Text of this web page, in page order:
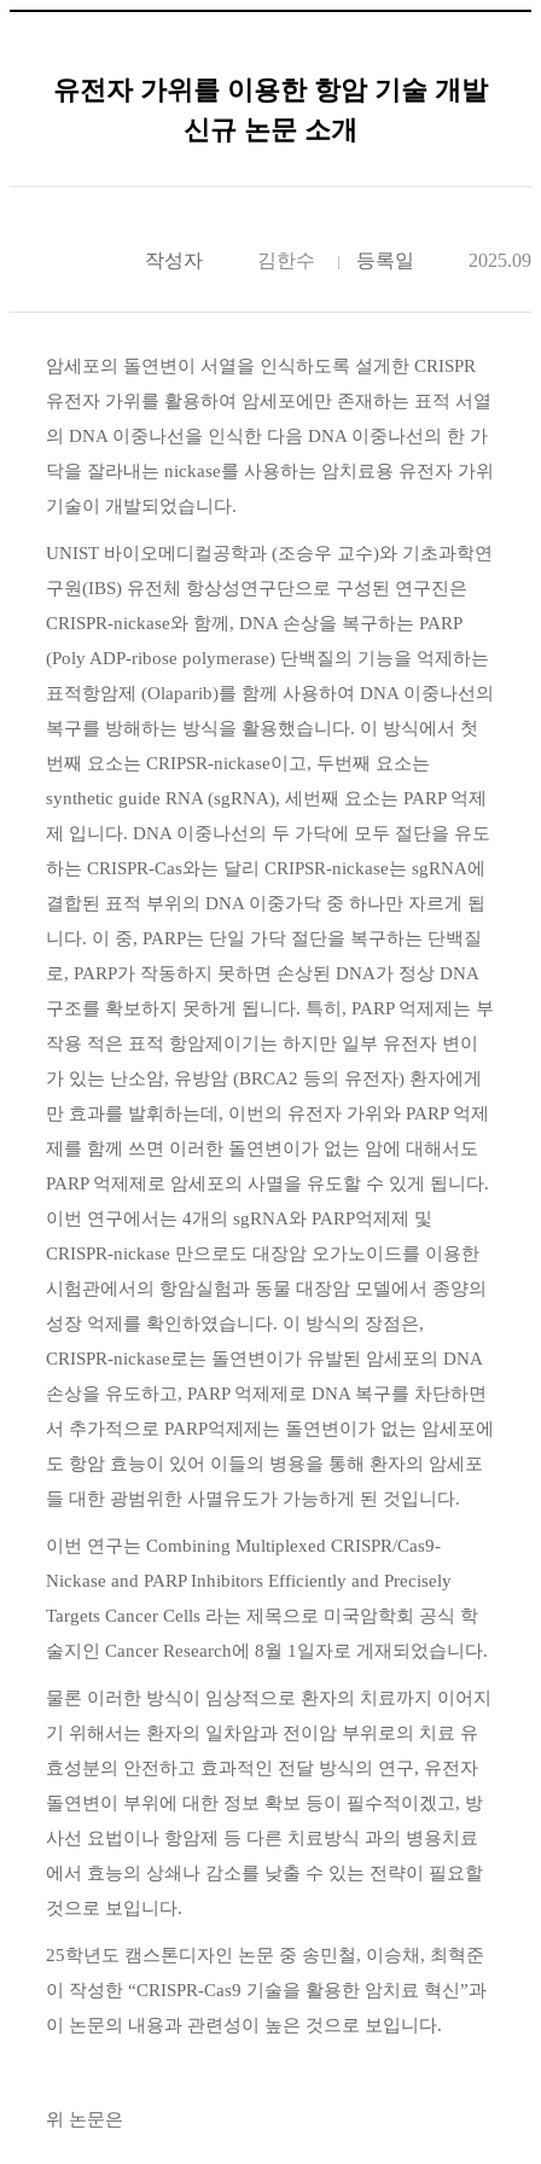
유전자 가위를 이용한 항암 기술 개발
신규 논문 소개
작성자 김한수 등록일
암세포의 돌연변이 서열을 인식하도록 설게한 CRISPR
유전자 가위를 활용하여 암세포에만 존재하는 표적 서열
의 DNA 이중나선을 인식한 다음 DNA 이중나선의 한 가
닥을 잘라내는 nickase를 사용하는 암치료용 유전자 가위
기술이 개발되었습니다.
UNIST 바이오메디컬공학과 (조승우 교수)와 기초과학연
구원(IBS) 유전체 항상성연구단으로 구성된 연구진은
CRISPR-nickase와 함께, DNA 손상을 복구하는 PARP
(Poly ADP-ribose polymerase) 단백질의 기능을 억제하는
표적항암제 (Olaparib)를 함께 사용하여 DNA 이중나선의
복구를 방해하는 방식을 활용했습니다. 이 방식에서 첫
번째 요소는 CRIPSR-nickase이고, 두번째 요소는
synthetic guide RNA (sgRNA), 세번째 요소는 PARP 억제
제 입니다. DNA 이중나선의 두 가닥에 모두 절단을 유도
하는 CRISPR-Cas와는 달리 CRIPSR-nickase는 sgRNA에
결합된 표적 부위의 DNA 이중가닥 중 하나만 자르게 됩
니다. 이 중, PARP는 단일 가닥 절단을 복구하는 단백질
로, PARP가 작동하지 못하면 손상된 DNA가 정상 DNA
구조를 확보하지 못하게 됩니다. 특히, PARP 억제제는 부
작용 적은 표적 항암제이기는 하지만 일부 유전자 변이
가 있는 난소암, 유방암 (BRCA2 등의 유전자) 환자에게
만 효과를 발휘하는데, 이번의 유전자 가위와 PARP 억제
제를 함께 쓰면 이러한 돌연변이가 없는 암에 대해서도
PARP 억제제로 암세포의 사멸을 유도할 수 있게 됩니다.
이번 연구에서는 4개의 sgRNA와 PARP억제제 및
CRISPR-nickase 만으로도 대장암 오가노이드를 이용한
시험관에서의 항암실험과 동물 대장암 모델에서 종양의
성장 억제를 확인하였습니다. 이 방식의 장점은,
CRISPR-nickase로는 돌연변이가 유발된 암세포의 DNA
손상을 유도하고, PARP 억제제로 DNA 복구를 차단하면
서 추가적으로 PARP억제제는 돌연변이가 없는 암세포에
도 항암 효능이 있어 이들의 병용을 통해 환자의 암세포
들 대한 광범위한 사멸유도가 가능하게 된 것입니다.
이번 연구는 Combining Multiplexed CRISPR/Cas9-
Nickase and PARP Inhibitors Efficiently and Precisely
Targets Cancer Cells 라는 제목으로 미국암학회 공식 학
술지인 Cancer Research에 8월 1일자로 게재되었습니다.
물론 이러한 방식이 임상적으로 환자의 치료까지 이어지
기 위해서는 환자의 일차암과 전이암 부위로의 치료 유
효성분의 안전하고 효과적인 전달 방식의 연구, 유전자
돌연변이 부위에 대한 정보 확보 등이 필수적이겠고, 방
사선 요법이나 항암제 등 다른 치료방식 과의 병용치료
에서 효능의 상쇄나 감소를 낮출 수 있는 전략이 필요할
것으로 보입니다.
25학년도 캠스톤디자인 논문 중 송민철, 이승채, 최혁준
이 작성한 “CRISPR-Cas9 기술을 활용한 암치료 혁신”과
이 논문의 내용과 관련성이 높은 것으로 보입니다.
위 논문은